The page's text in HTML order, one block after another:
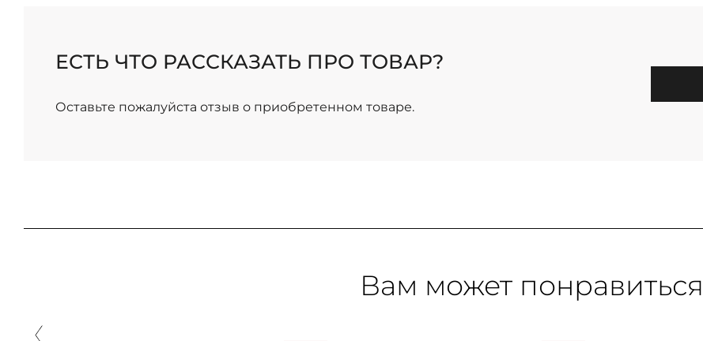
ЕСТЬ ЧТО РАССКАЗАТЬ ПРО ТОВАР?
Оставьте пожалуйста отзыв о приобретенном товаре.
Вам может понравиться